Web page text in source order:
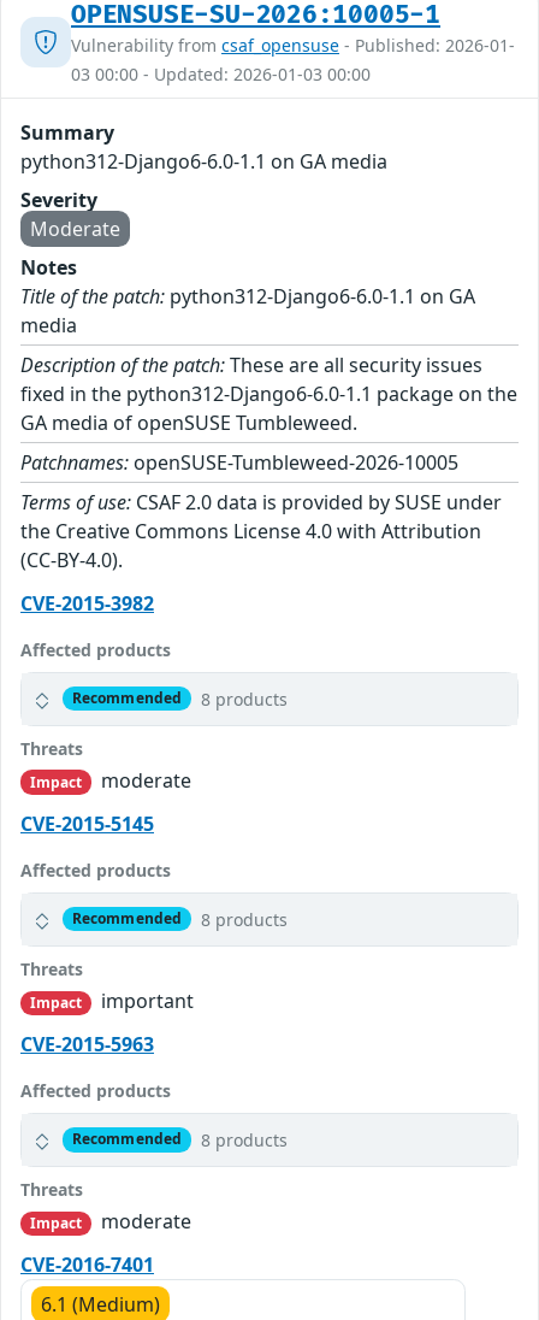
OPENSUSE-SU-2026:10005-1
Vulnerability from csaf_opensuse - Published: 2026-01-
03 00:00 - Updated: 2026-01-03 00:00
Summary
python312-Django6-6.0-1.1 on GA media
Severity
Moderate
Notes
Title of the patch: python312-Django6-6.0-1.1 on GA
media
Description of the patch:These are all security issues
fixed in the python312-Django6-6.0-1.1 package on the
GA media of openSUSE Tumbleweed.
Patchnames: openSUSE-Tumbleweed-2026-10005
Terms of use: CSAF 2.0 data is provided by SUSE under
the Creative Commons License 4.0 with Attribution
(CC-BY-4.0).
CVE-2015-3982
Affected products
Recommended 8 products
Threats
Impact
moderate
CVE-2015-5145
Affected products
Recommended 8 products
Threats
Impact
important
CVE-2015-5963
Affected products
Recommended 8 products
Threats
Impact
moderate
CVE-2016-7401
6.1 (Medium)